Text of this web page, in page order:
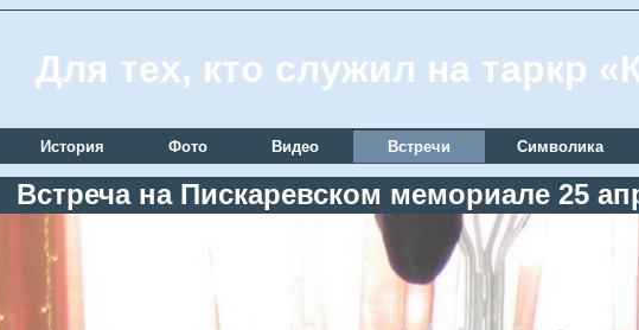
Для тех, кто служил на таркр
История Фото Видео Встречи Символика
Встреча на Пискаревском мемориале 25